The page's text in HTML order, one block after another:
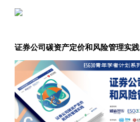
证券公司碳资产定价和风险管理实践